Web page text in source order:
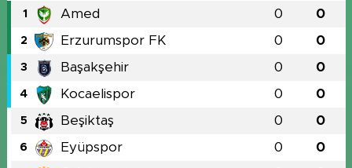
1 Amed 0 0
2 Erzurumspor FK 0 0
3 Başakşehir 0 0
4 Kocaelispor 0 0
5 Beşiktaş 0 0
6 Eyüpspor 0 0